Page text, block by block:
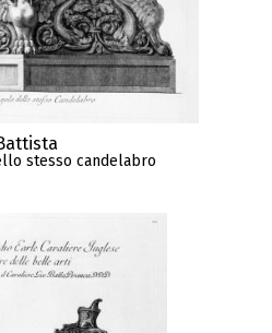
stesso candelabro